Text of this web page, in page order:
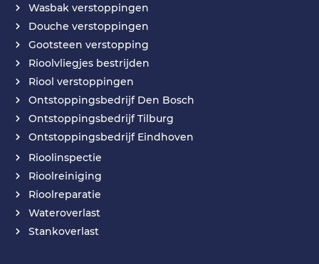
Wasbak verstoppingen
Douche verstoppingen
Gootsteen verstopping
Rioolvliegjes bestrijden
Riool verstoppingen
Ontstoppingsbedrijf Den Bosch
Ontstoppingsbedrijf Tilburg
Ontstoppingsbedrijf Eindhoven
Rioolinspectie
Rioolreiniging
Rioolreparatie
Wateroverlast
Stankoverlast